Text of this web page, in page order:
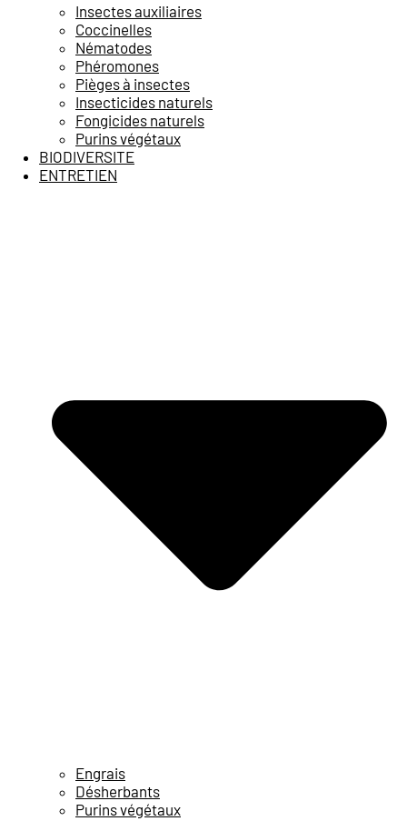
Insectes auxiliaires
Coccinelles
Nématodes
Phéromones
Pièges à insectes
Insecticides naturels
Fongicides naturels
Purins végétaux
BIODIVERSITE
ENTRETIEN
Engrais
Désherbants
Purins végétaux